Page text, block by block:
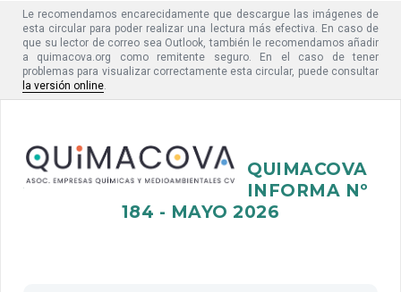
Le recomendamos encarecidamente que descargue las imágenes de
esta circular para poder realizar una lectura más efectiva. En caso de
que su lector de correo sea Outlook, también le recomendamos añadir
a quimacova.org como remitente seguro. En el caso de tener
problemas para visualizar correctamente esta circular, puede consultar
la versión online.
QUIMACOVA
INFORMA Nº
184 - MAYO 2026